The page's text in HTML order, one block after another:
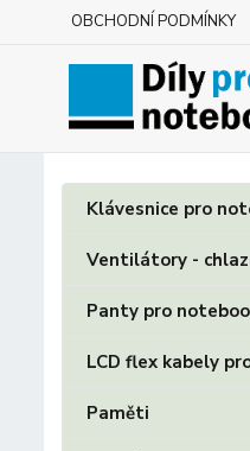
OBCHODNÍ PODMÍNKY
Klávesnice pro
Ventilátory -
Panty pro
LCD flex kabely
Paměti